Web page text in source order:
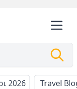
2026 Travel